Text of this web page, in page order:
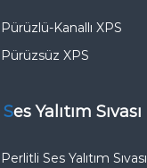
Pürüzlü-Kanallı XPS
Pürüzsüz XPS
Ses Yalıtım Sıvası
Perlitli Ses Yalıtım Sıvası